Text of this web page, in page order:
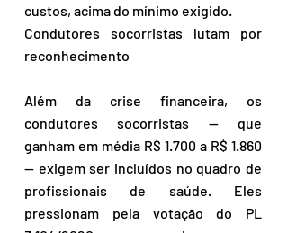
custos, acima do mínimo exigido.
Condutores socorristas lutam por
reconhecimento
Além da crise financeira, os
condutores socorristas — que
ganham em média R$ 1.700 a R$ 1.860
— exigem ser incluídos no quadro de
profissionais de saúde. Eles
pressionam pela votação do PL